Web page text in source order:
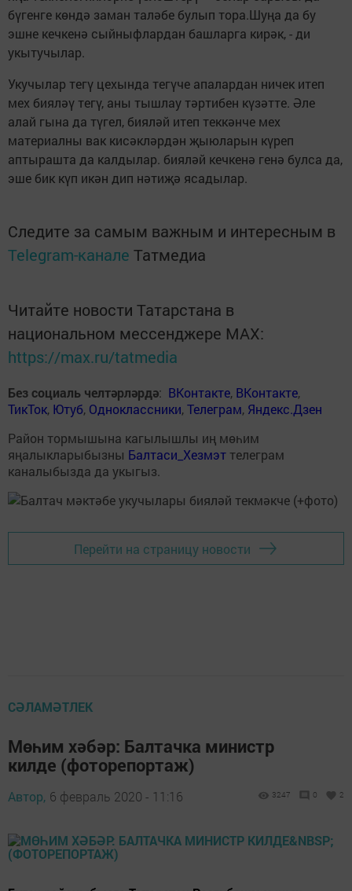
бүгенге көндә заман таләбе булып тора.Шуңа да бу
эшне кечкенә сыйныфлардан башларга кирәк, - ди
укытучылар.
Укучылар тегү цехында тегүче апалардан ничек итеп
мех бияләү тегү, аны тышлау тәртибен күзәтте. Әле
алай гына да түгел, бияләй итеп теккәнче мех
материалны вак кисәкләрдән җыюларын күреп
аптырашта да калдылар. бияләй кечкенә генә булса да,
эше бик күп икән дип нәтиҗә ясадылар.
Следите за самым важным и интересным в
Telegram-канале Татмедиа
Читайте новости Татарстана в
национальном мессенджере MАХ:
https://max.ru/tatmedia
Без социаль челтәрләрдә: ВКонтакте, ВКонтакте,
ТикТок, Ютуб, Одноклассники,Телеграм, Яндекс.Дзен
Район тормышына кагылышлы иң мөһим
яңалыкларыбызны Балтаси_Хезмэт телеграм
каналыбызда да укыгыз.
Перейти на страницу новости
СӘЛАМӘТЛЕК
Мөһим хәбәр: Балтачка министр
килде (фоторепортаж)
Автор, 6 февраль 2020 - 11:16 3247 0 2